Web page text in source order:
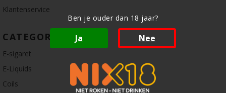
Ben je ouder dan 18 jaar?
Ja Nee
Klantenservice
CATEGORIE
E-sigaret
E-Liquids
Coils